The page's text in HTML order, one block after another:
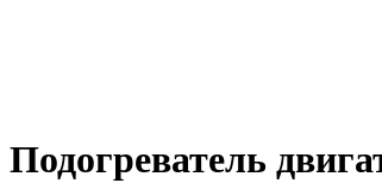
Подогреватель